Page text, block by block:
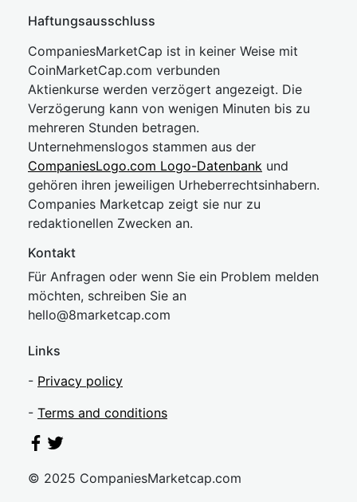
Haftungsausschluss
CompaniesMarketCap ist in keiner Weise mit
CoinMarketCap.com verbunden
Aktienkurse werden verzögert angezeigt. Die
Verzögerung kann von wenigen Minuten bis zu
mehreren Stunden betragen.
Unternehmenslogos stammen aus der
CompaniesLogo.com Logo-Datenbank und
gehören ihren jeweiligen Urheberrechtsinhabern.
Companies Marketcap zeigt sie nur zu
redaktionellen Zwecken an.
Kontakt
Für Anfragen oder wenn Sie ein Problem melden
möchten, schreiben Sie an
hello@8marketcap.com
Links
- Privacy policy
- Terms and conditions
© 2025 CompaniesMarketcap.com